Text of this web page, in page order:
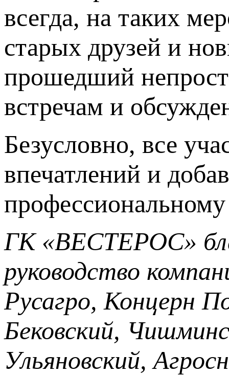
всегда, на таких
старых друзей и
прошедший
встречам и
Безусловно, все
впечатлений и
ГК «ВЕСТЕРОС»
руководство
Русагро, Концерн
Бековский,
Ульяновский,